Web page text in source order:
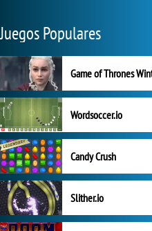
Juegos Populares
Wordsoccer.io
Candy Crush
Slither.io